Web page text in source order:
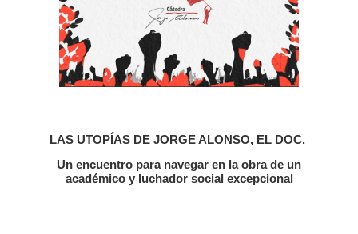
LAS UTOPÍAS DE JORGE ALONSO, EL DOC.
Un encuentro para navegar en la obra de un
académico y luchador social excepcional